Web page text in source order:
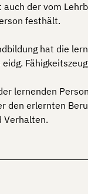
der vom
festhält.
hat die
lernenden
den erlernten
Verhalten.